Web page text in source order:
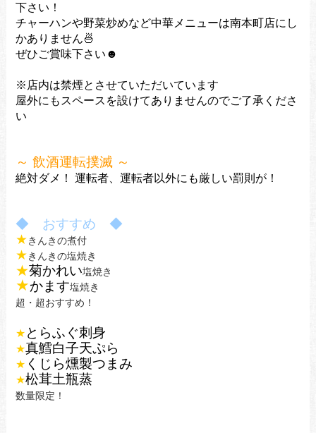
下さい！
チャーハンや野菜炒めなど中華メニューは南本町店にし
かありません🍜
ぜひご賞味下さい☻
※店内は禁煙とさせていただいています
屋外にもスペースを設けてありませんのでご了承くださ
い
～ 飲酒運転撲滅 ～
絶対ダメ！ 運転者、運転者以外にも厳しい罰則が！
◆ おすすめ ◆
★きんきの煮付
★きんきの塩焼き
★菊かれい塩焼き
★かます塩焼き
超・超おすすめ！
★ とらふぐ刺身
★真鱈白子天ぷら
★ くじら燻製つまみ
★松茸土瓶蒸
数量限定！